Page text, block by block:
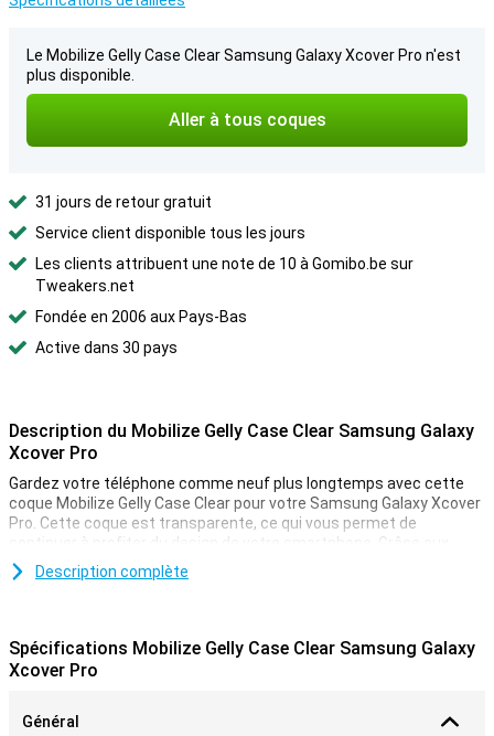
Le Mobilize Gelly Case Clear Samsung Galaxy Xcover Pro n'est
plus disponible.
Aller à tous coques
31 jours de retour gratuit
Service client disponible tous les jours
Les clients attribuent une note de 10 à Gomibo.be sur
Tweakers.net
Fondée en 2006 aux Pays-Bas
Active dans 30 pays
Description du Mobilize Gelly Case Clear Samsung Galaxy
Xcover Pro
Gardez votre téléphone comme neuf plus longtemps avec cette
coque Mobilize Gelly Case Clear pour votre Samsung Galaxy Xcover
Pro. Cette coque est transparente, ce qui vous permet de
continuer à profiter du design de votre smartphone. Grâce aux
bords relevés, votre appareil ne repose jamais sur l'écran, ce qui
signifie qu'il ne sera pas rayé de cette façon.
Cette coque abordable du Samsung Galaxy Xcover Pro est
fabriquée dans un matériau qui conserve sa forme : TPU. Il est
housse sur votre smartphone et elle reste en place. En outre, tous
Description complète
Spécifications Mobilize Gelly Case Clear Samsung Galaxy
Xcover Pro
Général